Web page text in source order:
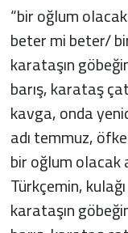
“bir oğlum
beter mi beter/
karataşın
barış, karataş
kavga, onda
adı temmuz,
bir oğlum olacak
Türkçemin,
karataşın